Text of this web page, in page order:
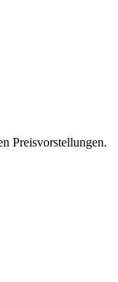
Preisvorstellungen.